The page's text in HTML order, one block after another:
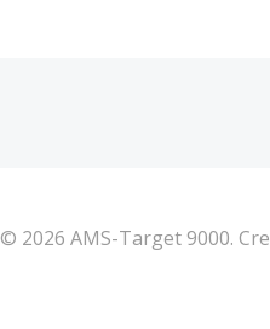
© 2026 AMS-Target 9000.